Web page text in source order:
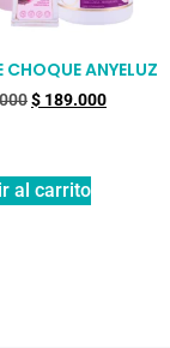
CHOQUE ANYELUZ
$189.000
al carrito